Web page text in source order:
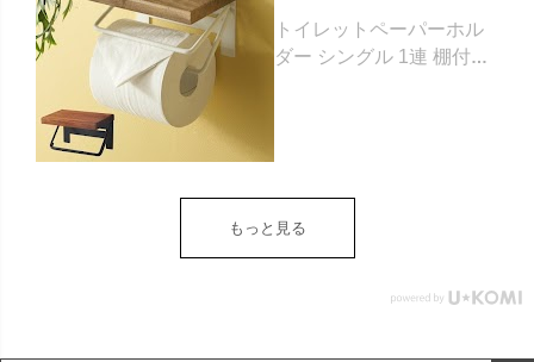
トイレットペーパーホル
ダー シングル 1連 棚付き
ダー 収納 DIY アンティー
ク ヴィンテージ ナチュラ
リア アジアン [84302] ホ
もっと見る